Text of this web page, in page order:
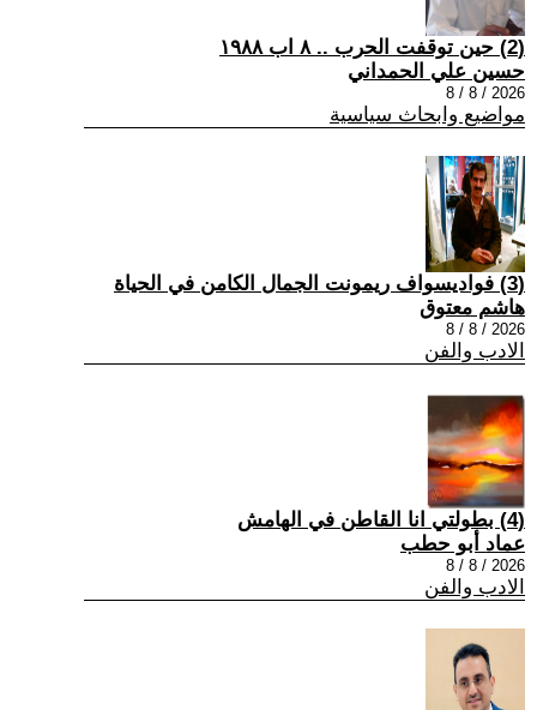
(2) حين توقفت الحرب .. ٨ اب ١٩٨٨
حسين علي الحمداني
2026 / 8 / 8
مواضيع وابحاث سياسية
(3) فواديسواف ريمونت الجمال الكامن في الحياة
هاشم معتوق
2026 / 8 / 8
الادب والفن
(4) بطولتي انا القاطن في الهامش
عماد أبو حطب
2026 / 8 / 8
الادب والفن